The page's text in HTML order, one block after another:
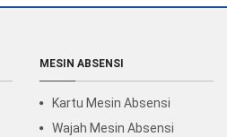
MESIN ABSENSI
Kartu Mesin Absensi
Wajah Mesin Absensi